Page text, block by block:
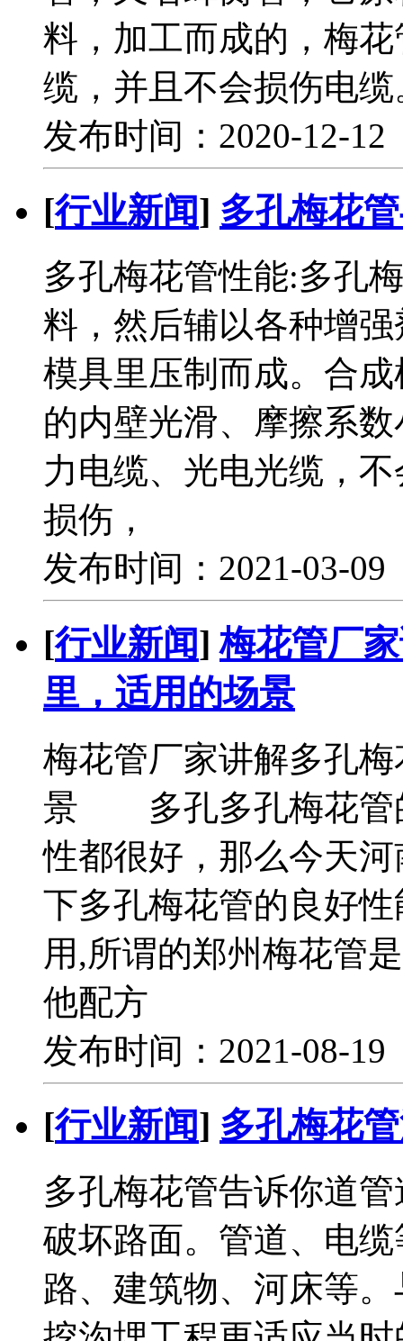
料，加工而成的，梅
缆，并且不会损伤电缆
发布时间：2020-12-
[行业新闻] 多孔梅花
多孔梅花管性能:多孔
料，然后辅以各种增
模具里压制而成。合
的内壁光滑、摩擦系
力电缆、光电光缆，
损伤，
发布时间：2021-03-
[行业新闻]梅花管厂
里，适用的场景
梅花管厂家讲解多孔
景 多孔多孔梅花管
性都很好，那么今天
下多孔梅花管的良好
用,所谓的郑州梅花管
他配方
发布时间：2021-08-
[行业新闻] 多孔梅花
多孔梅花管告诉你道
破坏路面。管道、电
路、建筑物、河床等